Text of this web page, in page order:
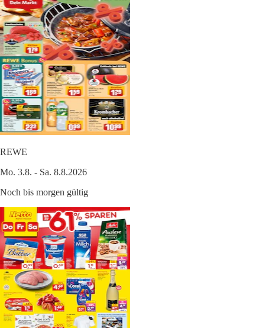
REWE
Mo. 3.8. - Sa. 8.8.2026
Noch bis morgen gültig